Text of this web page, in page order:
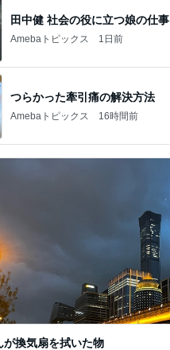
田中健 社会の役に立つ娘の仕事
Amebaトピックス 1日前
つらかった牽引痛の解決方法
Amebaトピックス 16時間前
が換気扇を拭いた物